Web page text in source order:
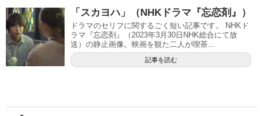
「スカヨハ」（NHKドラマ『忘恋剤』）
ドラマのセリフに関するごく短い記事です。 NHKド
ラマ『忘恋剤』（2023年3月30日NHK総合にて放
送）の静止画像。映画を観た二人が喫茶...
記事を読む